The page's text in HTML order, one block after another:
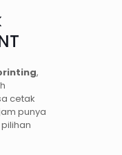
,
cetak
punya